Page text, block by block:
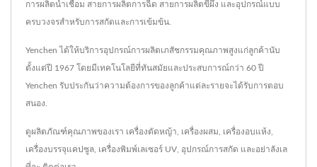
การผลิตน้ำเชื่อม สายการผลิตการฉีด สายการผลิตขี้ผึ้ง และอุปกรณ์แบบ
ครบวงจรสำหรับการสกัดและการเข้มข้น.
Yenchen ได้ให้บริการอุปกรณ์การผลิตเภสัชกรรมคุณภาพสูงแก่ลูกค้านับ
ตั้งแต่ปี 1967 โดยมีเทคโนโลยีที่ทันสมัยและประสบการณ์กว่า 60 ปี
Yenchen รับประกันว่าความต้องการของลูกค้าแต่ละรายจะได้รับการตอบ
สนอง.
ดูผลิตภัณฑ์คุณภาพของเรา เครื่องตัดหญ้า เครื่องผสม เครื่องอบแห้ง
เครื่องบรรจุแคปซูล เครื่องพิมพ์เลเซอร์ UV อุปกรณ์การสกัด และอย่าลังเล